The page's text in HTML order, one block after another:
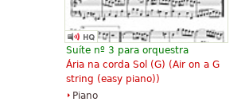
Baerenreiter
Suíte nº 3 para orquestra
Ária na corda Sol (G) (Air on a G
string (easy piano))
Piano